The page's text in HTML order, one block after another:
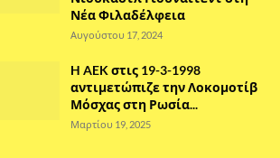
Νέα Φιλαδέλφεια
Αυγούστου 17, 2024
H AEK στις 19-3-1998
αντιμετώπιζε την Λοκομοτίβ
Μόσχας στη Ρωσία...
Μαρτίου 19, 2025